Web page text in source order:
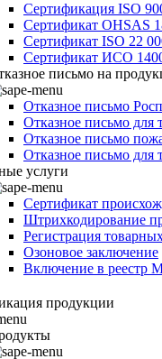
Сертификация ISO
Сертификат OHSAS
Сертификат ISO 22
Сертификат ИСО
письмо на
Отказное письмо
Отказное письмо для
Отказное письмо
Отказное письмо для
услуги
Сертификат
Штрихкодирование
Регистрация
Озоновое заключение
Включение в реестр
продукции